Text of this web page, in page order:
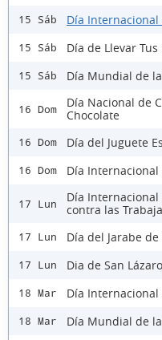
15 Sáb Día Internacional
15 Sáb Día de Llevar Tus
15 Sáb Día Mundial de
16 Dom
Día Nacional de
Chocolate
16 Dom Día del Juguete
16 Dom Día Internacional
17 Lun
Día Internacional
contra las
17 Lun Día del Jarabe de
17 Lun Dia de San Lázaro
18 Mar Día
18 Mar Día Mundial de